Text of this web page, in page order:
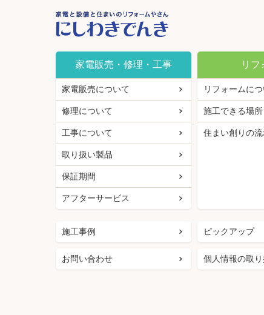
家電販売・修理・工事
家電販売について
修理について
工事について
取り扱い製品
保証期間
アフターサービス
リフ
リフォームに
施工できる場所
住まい創りの
施工事例 ピックアップ
お問い合わせ 個人情報の取